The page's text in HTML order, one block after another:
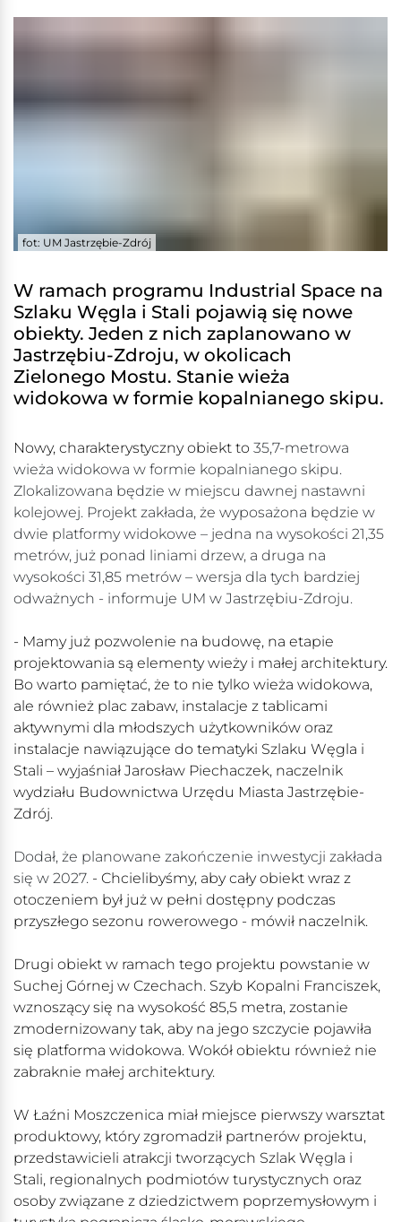
fot: UM Jastrzębie-Zdrój
W ramach programu Industrial Space na
Szlaku Węgla i Stali pojawią się nowe
obiekty. Jeden z nich zaplanowano w
Jastrzębiu-Zdroju, w okolicach
Zielonego Mostu. Stanie wieża
widokowa w formie kopalnianego skipu.
Nowy, charakterystyczny obiekt to 35,7-metrowa
wieża widokowa w formie kopalnianego skipu.
Zlokalizowana będzie w miejscu dawnej nastawni
kolejowej. Projekt zakłada, że wyposażona będzie w
dwie platformy widokowe – jedna na wysokości 21,35
metrów, już ponad liniami drzew, a druga na
wysokości 31,85 metrów – wersja dla tych bardziej
odważnych - informuje UM w Jastrzębiu-Zdroju.
- Mamy już pozwolenie na budowę, na etapie
projektowania są elementy wieży i małej architektury.
Bo warto pamiętać, że to nie tylko wieża widokowa,
ale również plac zabaw, instalacje z tablicami
aktywnymi dla młodszych użytkowników oraz
instalacje nawiązujące do tematyki Szlaku Węgla i
Stali – wyjaśniał Jarosław Piechaczek, naczelnik
wydziału Budownictwa Urzędu Miasta Jastrzębie-
Zdrój.
Dodał, że planowane zakończenie inwestycji zakłada
się w 2027. - Chcielibyśmy, aby cały obiekt wraz z
otoczeniem był już w pełni dostępny podczas
przyszłego sezonu rowerowego - mówił naczelnik.
Drugi obiekt w ramach tego projektu powstanie w
Suchej Górnej w Czechach. Szyb Kopalni Franciszek,
wznoszący się na wysokość 85,5 metra, zostanie
zmodernizowany tak, aby na jego szczycie pojawiła
się platforma widokowa. Wokół obiektu również nie
zabraknie małej architektury.
W Łaźni Moszczenica miał miejsce pierwszy warsztat
produktowy, który zgromadził partnerów projektu,
przedstawicieli atrakcji tworzących Szlak Węgla i
Stali, regionalnych podmiotów turystycznych oraz
osoby związane z dziedzictwem poprzemysłowym i